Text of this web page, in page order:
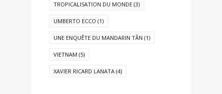
TROPICALISATION DU MONDE (3)
UMBERTO ECCO (1)
UNE ENQUÊTE DU MANDARIN TÂN (1)
VIETNAM (5)
XAVIER RICARD LANATA (4)